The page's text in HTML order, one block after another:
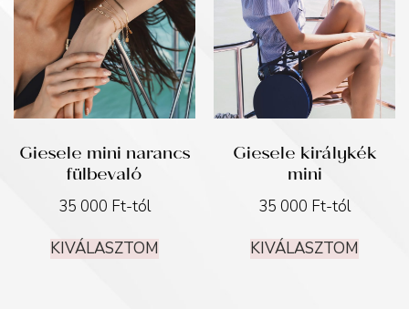
Giesele mini narancs
fülbevaló
35 000 Ft-tól
KIVÁLASZTOM
Giesele királykék
mini
35 000 Ft-tól
KIVÁLASZTOM